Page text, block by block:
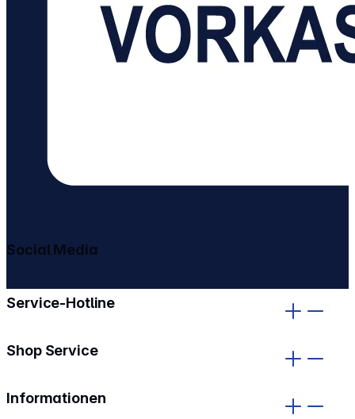
Service-Hotline
Shop Service
Informationen
Social Media